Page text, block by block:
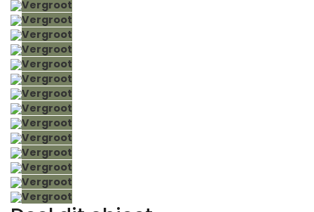
Vergroot
Vergroot
Vergroot
Vergroot
Vergroot
Vergroot
Vergroot
Vergroot
Vergroot
Vergroot
Vergroot
Vergroot
Vergroot
Vergroot